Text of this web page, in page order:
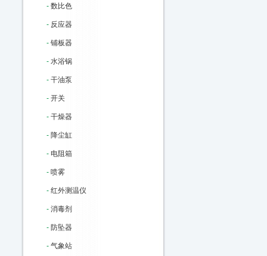
- 数比色
- 反应器
- 铺板器
- 水浴锅
- 干油泵
- 开关
- 干燥器
- 降尘缸
- 电阻箱
- 喷雾
- 红外测温仪
- 消毒剂
- 防坠器
- 气象站